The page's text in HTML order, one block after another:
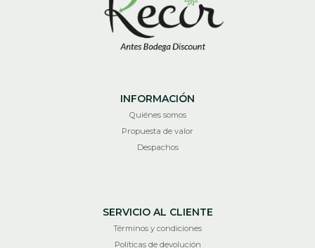
INFORMACIÓN
Quiénes somos
Propuesta de valor
Despachos
SERVICIO AL CLIENTE
Términos y condiciones
Políticas de devolución